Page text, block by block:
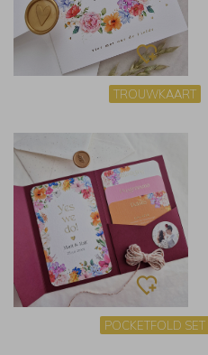
TROUWKAART
POCKETFOLD SET